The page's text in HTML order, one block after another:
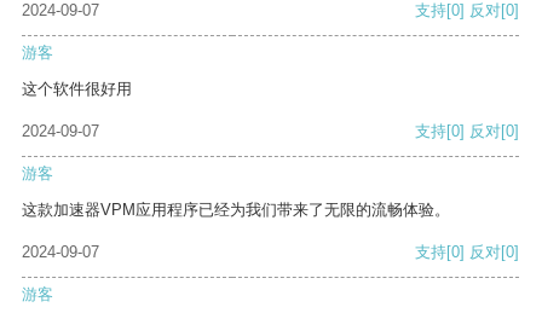
2024-09-07 支持[0] 反对[0]
游客
这个软件很好用
2024-09-07 支持[0] 反对[0]
游客
这款加速器VPM应用程序已经为我们带来了无限的流畅体验。
2024-09-07 支持[0] 反对[0]
游客